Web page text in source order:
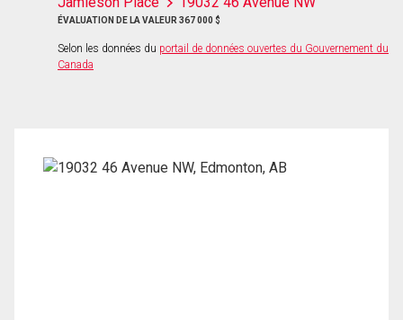
ÉVALUATION DE LA VALEUR 367 000 $
Selon les données du portail de données ouvertes du Gouvernement du
Canada